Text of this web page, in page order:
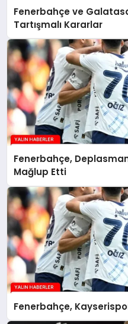
Fenerbahçe ve
Tartışmalı Kararlar
Fenerbahçe,
Mağlup Etti
Fenerbahçe,